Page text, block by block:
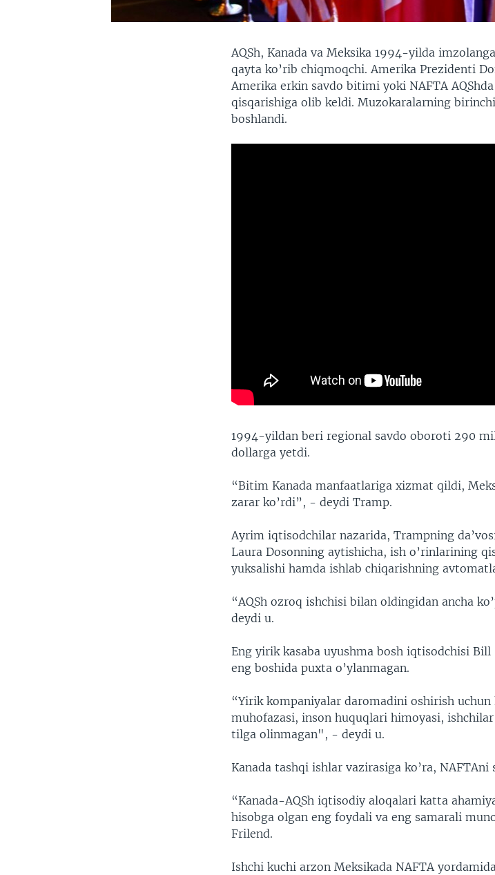
AQSh, Kanada va Meksika 1994-yilda
qayta ko’rib chiqmoqchi. Amerika Prezidenti
Amerika erkin savdo bitimi yoki NAFTA
qisqarishiga olib keldi. Muzokaralarning
boshlandi.
1994-yildan beri regional savdo oboroti 290
dollarga yetdi.
“Bitim Kanada manfaatlariga xizmat qildi,
zarar ko’rdi”, - deydi Tramp.
Ayrim iqtisodchilar nazarida, Trampning
Laura Dosonning aytishicha, ish o’rinlarining
yuksalishi hamda ishlab chiqarishning
“AQSh ozroq ishchisi bilan oldingidan ancha
deydi u.
Eng yirik kasaba uyushma bosh iqtisodchisi Bill
eng boshida puxta o’ylanmagan.
“Yirik kompaniyalar daromadini oshirish
muhofazasi, inson huquqlari himoyasi,
tilga olinmagan", - deydi u.
Kanada tashqi ishlar vazirasiga ko’ra, NAFTAni
“Kanada-AQSh iqtisodiy aloqalari katta
hisobga olgan eng foydali va eng samarali
Frilend.
Ishchi kuchi arzon Meksikada NAFTA